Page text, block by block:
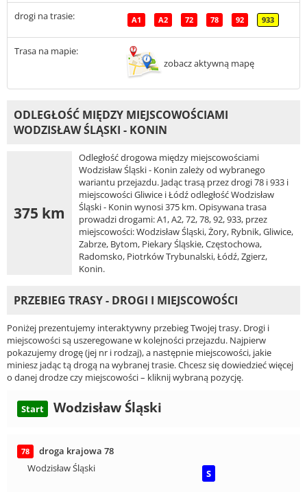
drogi na trasie: A1 A2 72 78 92 933
Trasa na mapie:
zobacz aktywną mapę
ODLEGŁOŚĆ MIĘDZY MIEJSCOWOŚCIAMI
WODZISŁAW ŚLĄSKI - KONIN
375 km
Odległość drogowa między miejscowościami
Wodzisław Śląski - Konin zależy od wybranego
wariantu przejazdu. Jadąc trasą przez drogi 78 i 933 i
miejscowości Gliwice i Łódź odległość Wodzisław
Śląski - Konin wynosi 375 km. Opisywana trasa
prowadzi drogami: A1, A2, 72, 78, 92, 933, przez
miejscowości: Wodzisław Śląski, Żory, Rybnik, Gliwice,
Zabrze, Bytom, Piekary Śląskie, Częstochowa,
Radomsko, Piotrków Trybunalski, Łódź, Zgierz,
Konin.
PRZEBIEG TRASY - DROGI I MIEJSCOWOŚCI
Poniżej prezentujemy interaktywny przebieg Twojej trasy. Drogi i
miejscowości są uszeregowane w kolejności przejazdu. Najpierw
pokazujemy drogę (jej nr i rodzaj), a następnie miejscowości, jakie
miniesz jadąc tą drogą na wybranej trasie. Chcesz się dowiedzieć więcej
o danej drodze czy miejscowości – kliknij wybraną pozycję.
Start Wodzisław Śląski
78
droga krajowa 78
Wodzisław Śląski
S